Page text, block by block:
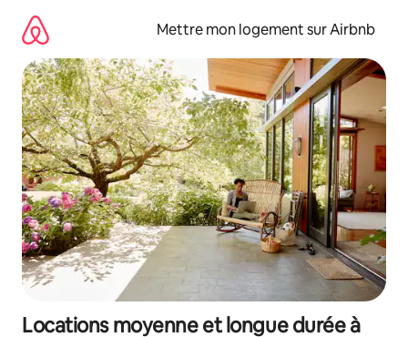
directement
contenu
Mettre mon logement sur Airbnb
Locations moyenne et longue durée à